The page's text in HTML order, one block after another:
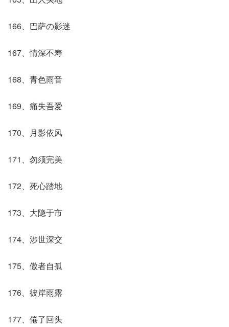
166、巴萨の影迷
167、情深不寿
168、青色雨音
169、痛失吾爱
170、月影依风
171、勿须完美
172、死心踏地
173、大隐于市
174、涉世深交
175、傲者自孤
176、彼岸雨露
177、倦了回头